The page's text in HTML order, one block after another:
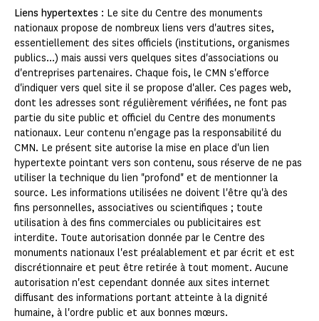
Liens hypertextes : Le site du Centre des monuments
nationaux propose de nombreux liens vers d'autres sites,
essentiellement des sites officiels (institutions, organismes
publics...) mais aussi vers quelques sites d'associations ou
d'entreprises partenaires. Chaque fois, le CMN s'efforce
d'indiquer vers quel site il se propose d'aller. Ces pages web,
dont les adresses sont régulièrement vérifiées, ne font pas
partie du site public et officiel du Centre des monuments
nationaux. Leur contenu n'engage pas la responsabilité du
CMN. Le présent site autorise la mise en place d'un lien
hypertexte pointant vers son contenu, sous réserve de ne pas
utiliser la technique du lien "profond" et de mentionner la
source. Les informations utilisées ne doivent l'être qu'à des
fins personnelles, associatives ou scientifiques ; toute
utilisation à des fins commerciales ou publicitaires est
interdite. Toute autorisation donnée par le Centre des
monuments nationaux l'est préalablement et par écrit et est
discrétionnaire et peut être retirée à tout moment. Aucune
autorisation n'est cependant donnée aux sites internet
diffusant des informations portant atteinte à la dignité
humaine, à l'ordre public et aux bonnes mœurs.